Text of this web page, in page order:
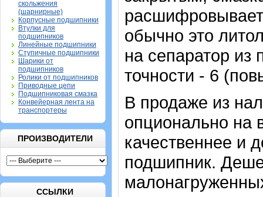
скольжения
(шарнирные)
Корпусные подшипники
Втулки для
подшипников
Линейные подшипники
Ступичные подшипники
Шарики от
подшипников
Ролики от подшипников
Приводные цепи
Подшипниковая смазка
Конвейерная лента на
транспортеры
ПРОИЗВОДИТЕЛИ
ССЫЛКИ
обычно это
на сепаратор из
точности - 6
В продаже из
опционально на
качественнее и
подшипник.